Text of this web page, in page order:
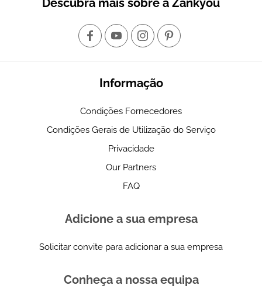
Descubra mais sobre a Zankyou
Informação
Condições Fornecedores
Condições Gerais de Utilização do Serviço
Privacidade
Our Partners
FAQ
Adicione a sua empresa
Solicitar convite para adicionar a sua empresa
Conheça a nossa equipa